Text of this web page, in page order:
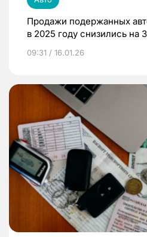
Продажи подержанных
в 2025 году снизились на
09:31 / 16.01.26